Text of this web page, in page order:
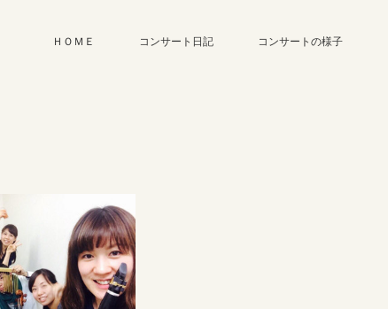
ＨＯＭＥ コンサート日記 コンサートの様子